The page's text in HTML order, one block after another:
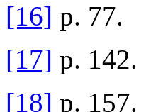
[16] p. 77.
[17] p. 142.
[18] p. 157.